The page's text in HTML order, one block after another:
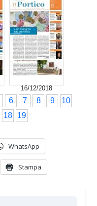
16/12/2018
6 7 8 9
10
18 19
WhatsApp
Stampa